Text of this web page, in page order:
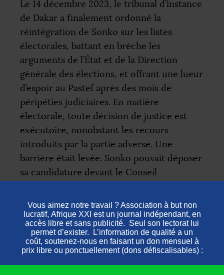
Le 14 décembre 2023, le tribunal d’instance
de Dakar a finalement ordonné la
réintégration de Sonko sur les listes
électorales, battant en brèche les
arguments de l’État et de la Direction
générale des élections, et offrant une lueur
d’espoir au Pastef après des mois de
péripéties judiciaires. En matière
électorale, toute décision de justice est
exécutoire, nonobstant les recours
introduits par la partie adverse. Une
barrière était levée. Sonko pouvait déposer
sa candidature devant le Conseil
26 décembre. La décision de la Cour
suprême du 4 janvier constitue donc une
autre barrière aux ambitions
présidentielles de Sonko. Mais le débat est
loin d’être fini : au Sénégal, le droit ne sert